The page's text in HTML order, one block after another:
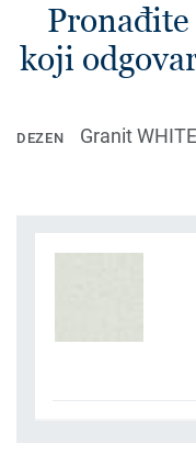
koji
DEZEN Granit